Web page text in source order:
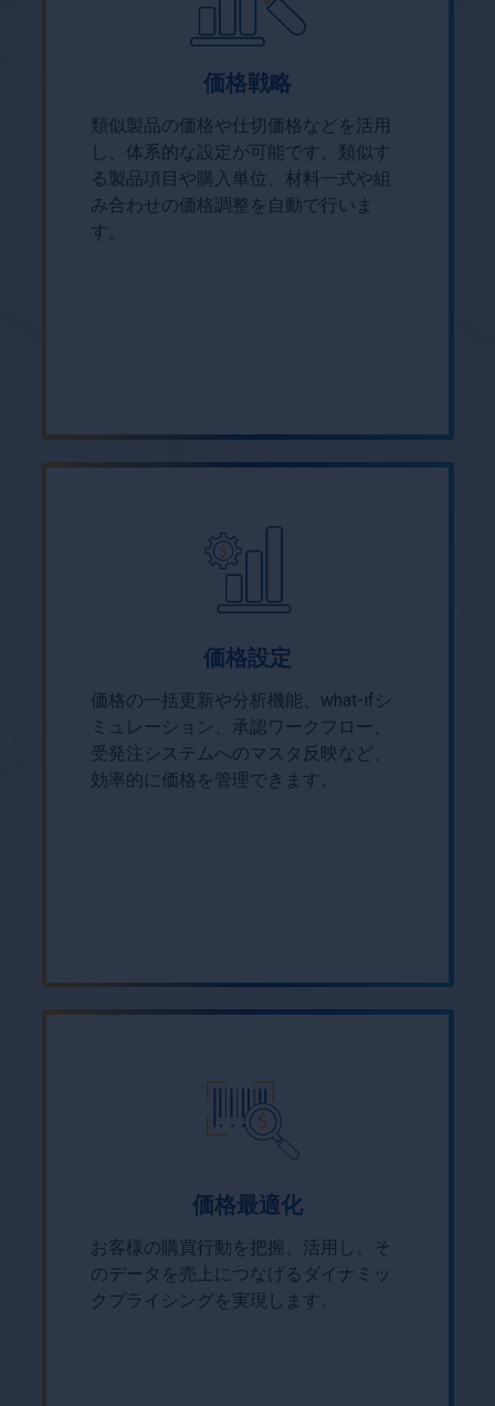
価格戦略
類似製品の価格や仕切価格などを活用
し、体系的な設定が可能です。類似す
る製品項目や購入単位、材料一式や組
み合わせの価格調整を自動で行いま
す。
価格設定
価格の一括更新や分析機能、what-ifシ
ミュレーション、承認ワークフロー、
受発注システムへのマスタ反映など、
効率的に価格を管理できます。
価格最適化
お客様の購買行動を把握、活用し、そ
のデータを売上につなげるダイナミッ
クプライシングを実現します。